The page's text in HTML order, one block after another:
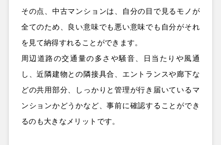
その点、中古マンションは、自分の目で見るモノが
全てのため、良い意味でも悪い意味でも自分がそれ
を見て納得すれることができます。
周辺道路の交通量の多さや騒音、日当たりや風通
し、近隣建物との隣接具合、エントランスや廊下な
どの共用部分、しっかりと管理が行き届いているマ
ンションかどうかなど、事前に確認することができ
るのも大きなメリットです。